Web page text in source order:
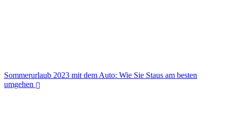
Sommerurlaub 2023 mit dem Auto: Wie Sie Staus am besten
umgehen